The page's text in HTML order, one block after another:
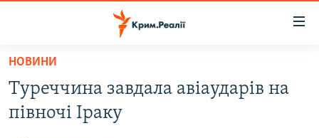
Перейти
основного
матеріалу
ВОДА.КРИМ
ВІДЕО ТА ФОТО
НОВИНИ
Туреччина завдала авіаударів на
півночі Іраку